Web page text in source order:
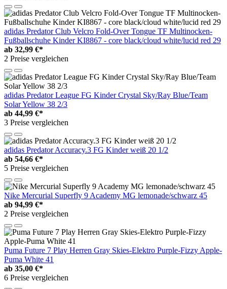
adidas Predator Club Velcro Fold-Over Tongue TF Multinocken-
Fußballschuhe Kinder KI8867 - core black/cloud white/lucid red 29
ab 32,99 €*
2 Preise vergleichen
adidas Predator League FG Kinder Crystal Sky/Ray Blue/Team
Solar Yellow 38 2/3
ab 44,99 €*
3 Preise vergleichen
adidas Predator Accuracy.3 FG Kinder weiß 20 1/2
ab 54,66 €*
5 Preise vergleichen
Nike Mercurial Superfly 9 Academy MG lemonade/schwarz 45
ab 94,99 €*
2 Preise vergleichen
Puma Future 7 Play Herren Gray Skies-Elektro Purple-Fizzy Apple-
Puma White 41
ab 35,00 €*
6 Preise vergleichen